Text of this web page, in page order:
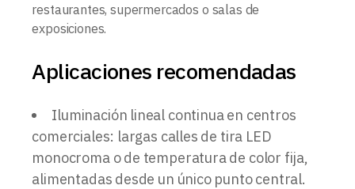
restaurantes, supermercados o salas de
exposiciones.
Aplicaciones recomendadas
Iluminación lineal continua en centros
comerciales: largas calles de tira LED
monocroma o de temperatura de color fija,
alimentadas desde un único punto central.